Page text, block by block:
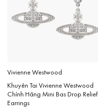
Vivienne Westwood
Khuyên Tai Vivienne Westwood
Chính Hãng Mini Bas Drop Relief
Earrings